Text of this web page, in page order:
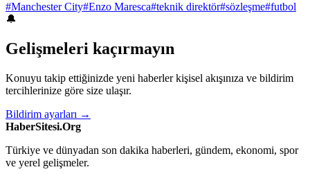
#Manchester City#Enzo Maresca#teknik direktör#sözleşme#futbol
🔔
Gelişmeleri kaçırmayın
Konuyu takip ettiğinizde yeni haberler kişisel akışınıza ve bildirim
tercihlerinize göre size ulaşır.
Bildirim ayarları →
HaberSitesi.Org
Türkiye ve dünyadan son dakika haberleri, gündem, ekonomi, spor
ve yerel gelişmeler.